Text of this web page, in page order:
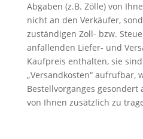
Abgaben (z.B. Zölle) von
nicht an den Verkäufer,
zuständigen Zoll- bzw.
anfallenden Liefer- und
Kaufpreis enthalten, sie
„Versandkosten“ aufrufbar,
Bestellvorganges gesondert
von Ihnen zusätzlich zu